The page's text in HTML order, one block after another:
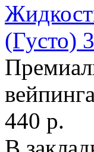
(Густо)
440 р.